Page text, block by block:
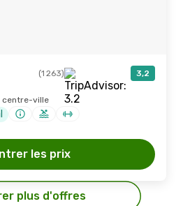
(1 263) 3,2
centre-ville
les prix
plus d'offres